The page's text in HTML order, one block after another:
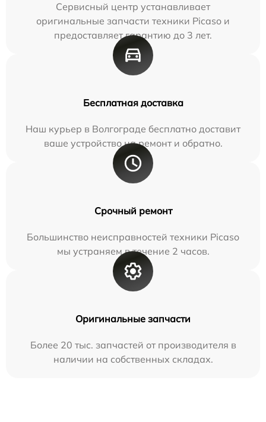
Сервисный центр устанавливает
оригинальные запчасти техники Picaso и
предоставляет гарантию до 3 лет.
Бесплатная доставка
Наш курьер в Волгограде бесплатно доставит
ваше устройство на ремонт и обратно.
Срочный ремонт
Большинство неисправностей техники Picaso
мы устраняем в течение 2 часов.
Оригинальные запчасти
Более 20 тыс. запчастей от производителя в
наличии на собственных складах.